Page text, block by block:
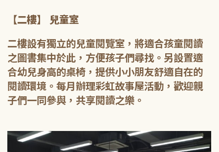
【二樓】 兒童室
二樓設有獨立的兒童閱覽室，將適合孩童閱讀
之圖書集中於此，方便孩子們尋找。另設置適
合幼兒身高的桌椅，提供小小朋友舒適自在的
閱讀環境。每月辦理彩虹故事屋活動，歡迎親
子們一同參與，共享閱讀之樂。